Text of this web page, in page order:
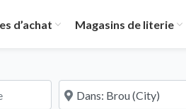
d’achat Magasins de literie
À proximité de